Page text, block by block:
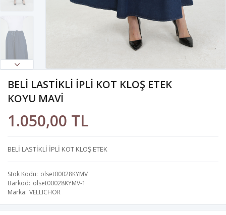
BELİ LASTİKLİ İPLİ KOT KLOŞ ETEK
KOYU MAVİ
1.050,00 TL
BELİ LASTİKLİ İPLİ KOT KLOŞ ETEK
Stok Kodu olset00028KYMV
Barkod olset00028KYMV-1
Marka VELLICHOR